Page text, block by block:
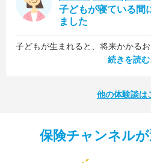
子どもが寝ている間
ました
何より、とても親身になって対応してくださって大満足。うちと同じように子ど
続きを読む
他の体験談は
保険チャンネル